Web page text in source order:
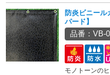
防炎ビニール
パード】
品番：VB-
モノトーンの